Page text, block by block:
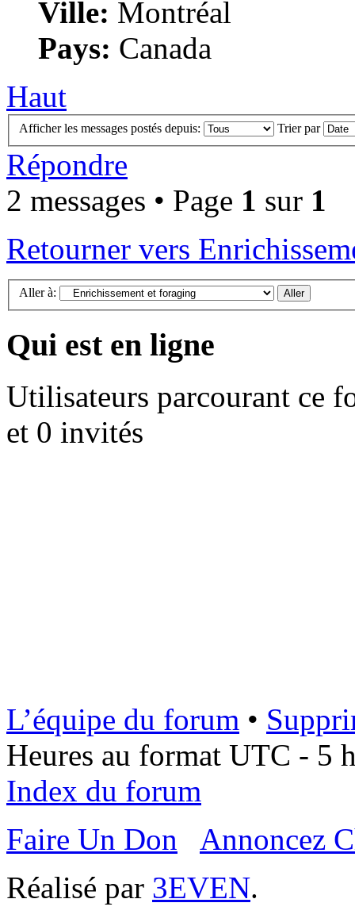
Ville: Montréal
Pays: Canada
Haut
Afficher les messages postés depuis: Trier par
Répondre
2 messages • Page 1 sur 1
Retourner vers
Aller à:
Qui est en ligne
Utilisateurs parcourant ce
et 0 invités
L’équipe du forum •
Heures au format UTC - 5
Index du forum
Faire Un Don
Annoncez
Réalisé par 3EVEN.